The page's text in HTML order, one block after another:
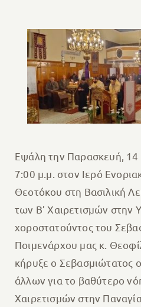
Εψάλη την Παρασκευή,
7:00 μ.μ. στον Ιερό
Θεοτόκου στη Βασιλική
των Β’ Χαιρετισμών στην
χοροστατούντος του
Ποιμενάρχου μας κ.
κήρυξε ο Σεβασμιώτατος
άλλων για το βαθύτερο
Χαιρετισμών στην